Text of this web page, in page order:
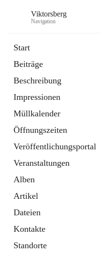
Viktorsberg
Navigation
Start
Beiträge
Beschreibung
Impressionen
Müllkalender
Öffnungszeiten
Veröffentlichungsportal
Veranstaltungen
Alben
Artikel
Dateien
Kontakte
Standorte
1 Schnellzugriff
Bürgerservice
10 Schnellzugriffe